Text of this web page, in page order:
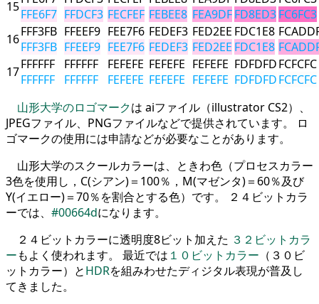
15FFE6F7 FFDCF3 FECFEF FEBEE8 FEA9DFFD8ED3FC6FC3
16FFF3FB
FFF3FB
FFEEF9
FFEEF9
FEE7F6
FEE7F6
FEDEF3
FEDEF3
FED2EE
FED2EE
FDC1E8
FDC1E8
17FFFFFF
FFFFFF
FFFFFF
FFFFFF
FEFEFE
FEFEFE
FEFEFE
FEFEFE
FEFEFE
FEFEFE
FDFDFD
FDFDFD
FCFCFC
FCFCFC
山形大学のロゴマークは aiファイル（illustrator CS2）、
JPEGファイル、PNGファイルなどで提供されています。 ロ
ゴマークの使用には申請などが必要なことがあります。
山形大学のスクールカラーは、ときわ色（プロセスカラー
3色を使用し，C(シアン)＝100％，M(マゼンタ)＝60％及び
Y(イエロー)＝70％を割合とする色）です。 ２４ビットカラ
ーでは、 #00664dになります。
２４ビットカラーに透明度8ビット加えた ３２ビットカラ
ーもよく使われます。 最近では １０ビットカラー （３０ビ
ットカラー）とHDRを組みわせたディジタル表現が普及し
てきました。